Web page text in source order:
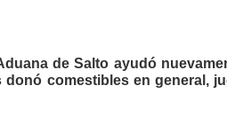
de Salto ayudó
donó comestibles en general,